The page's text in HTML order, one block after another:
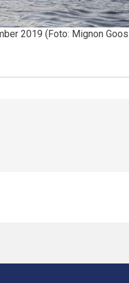
2019 (Foto: Mignon